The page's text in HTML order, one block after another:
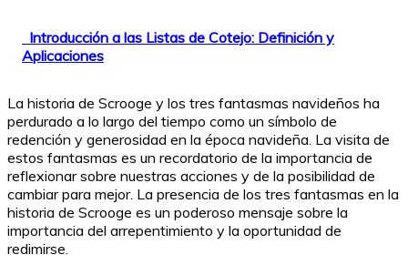
Introducción a las Listas de Cotejo: Definición y
Aplicaciones
La historia de Scrooge y los tres fantasmas navideños ha
perdurado a lo largo del tiempo como un símbolo de
redención y generosidad en la época navideña. La visita de
estos fantasmas es un recordatorio de la importancia de
reflexionar sobre nuestras acciones y de la posibilidad de
cambiar para mejor. La presencia de los tres fantasmas en la
historia de Scrooge es un poderoso mensaje sobre la
importancia del arrepentimiento y la oportunidad de
redimirse.